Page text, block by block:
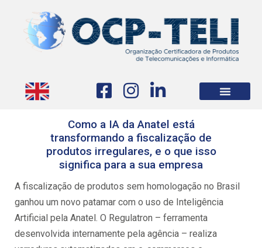
Como a IA da Anatel está
transformando a fiscalização de
produtos irregulares, e o que isso
significa para a sua empresa
A fiscalização de produtos sem homologação no Brasil
ganhou um novo patamar com o uso de Inteligência
Artificial pela Anatel. O Regulatron – ferramenta
desenvolvida internamente pela agência – realiza